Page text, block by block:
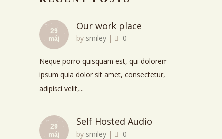
29
máj
Our work place
by smiley | 0
Neque porro quisquam est, qui dolorem
ipsum quia dolor sit amet, consectetur,
adipisci velit,...
29
máj
Self Hosted Audio
by smiley | 0